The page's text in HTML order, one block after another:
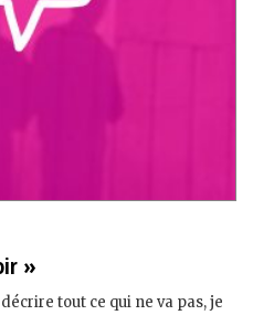
»
tout ce qui ne va pas, je